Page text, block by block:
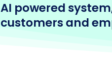
AI powered
customers and